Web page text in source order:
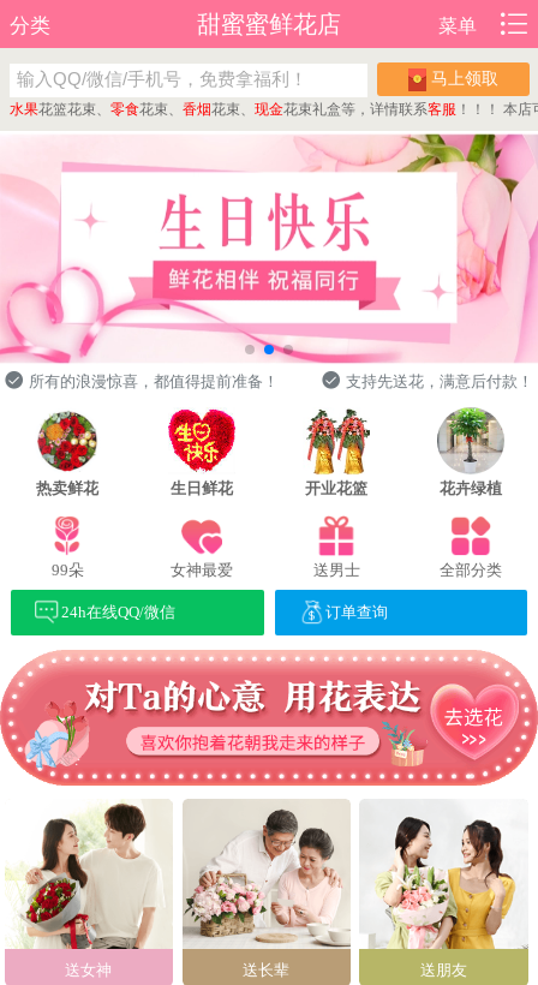
分类 甜蜜蜜鲜花店 菜单
马上领取
花篮花束、零食花束、香烟花束、现金花束礼盒等，详情联系客服！！！ 本店可定
所有的浪漫惊喜，都值得提前准备！ 支持先送花，满意后付款！
热卖鲜花 生日鲜花 开业花篮 花卉绿植
99朵 女神最爱 送男士 全部分类
24h在线QQ/微信 订单查询
送女神 送长辈 送朋友